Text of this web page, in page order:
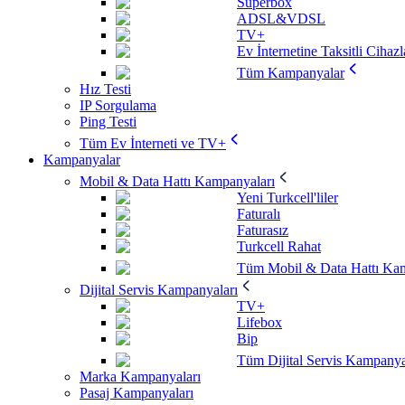
ADSL&VDSL
TV+
Ev İnternetine Taksitli
Tüm Kampanyalar
Hız Testi
IP Sorgulama
Ping Testi
Tüm Ev İnterneti ve TV+
Kampanyalar
Mobil & Data Hattı Kampanyaları
Yeni Turkcell'liler
Faturalı
Faturasız
Turkcell Rahat
Tüm Mobil & Data Hattı
Dijital Servis Kampanyaları
TV+
Lifebox
Bip
Tüm Dijital Servis
Marka Kampanyaları
Pasaj Kampanyaları